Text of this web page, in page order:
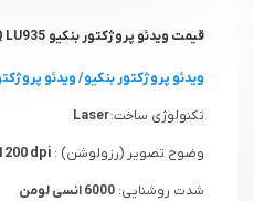
قیمت ویدئو پروژکتور بنکیو BenQ LU935
ویدئو پروژکتور بنکیو/ویدئو
تکنولوژی ساخت:Laser
وضوح تصویر (رزولوشن) : dpi
شدت روشنایی: 6000 انسی لومن